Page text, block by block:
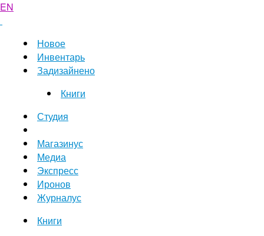
EN
Новое
Инвентарь
Задизайнено
Книги
Студия
Магазинус
Медиа
Экспресс
Иронов
Журналус
Книги